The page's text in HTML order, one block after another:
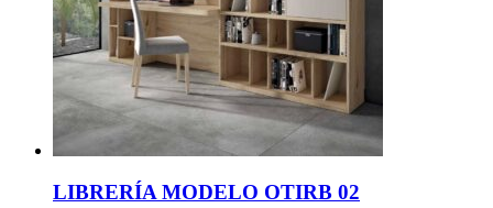
LIBRERÍA MODELO OTIRB 02